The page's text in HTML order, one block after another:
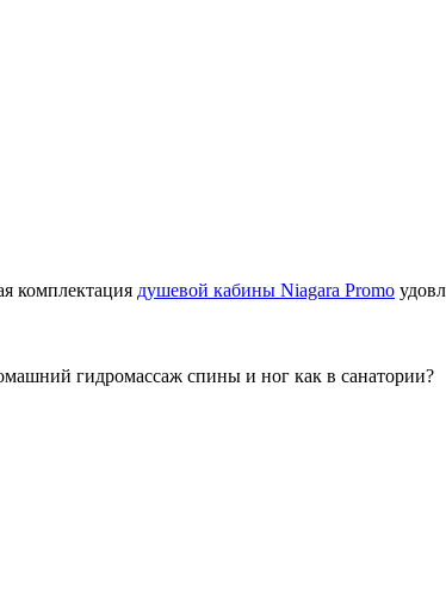
комплектация душевой кабины Niagara Promo
гидромассаж спины и ног как в санатории?